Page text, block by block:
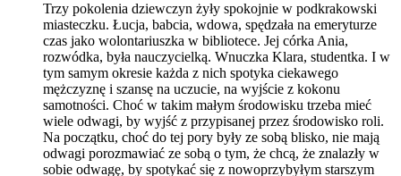
Trzy pokolenia dziewczyn żyły spokojnie w podkrakowski
miasteczku. Łucja, babcia, wdowa, spędzała na emeryturze
czas jako wolontariuszka w bibliotece. Jej córka Ania,
rozwódka, była nauczycielką. Wnuczka Klara, studentka. I w
tym samym okresie każda z nich spotyka ciekawego
mężczyznę i szansę na uczucie, na wyjście z kokonu
samotności. Choć w takim małym środowisku trzeba mieć
wiele odwagi, by wyjść z przypisanej przez środowisko roli.
Na początku, choć do tej pory były ze sobą blisko, nie mają
odwagi porozmawiać ze sobą o tym, że chcą, że znalazły w
sobie odwagę, by spotykać się z nowoprzybyłym starszym